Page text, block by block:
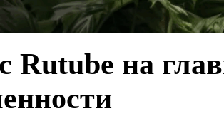
Rutube на